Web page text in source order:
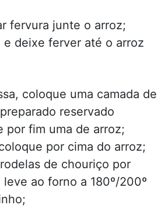
fervura junte o arroz;
e deixe ferver até o arroz
coloque uma camada de
reservado
por fim uma de arroz;
por cima do arroz;
de chouriço por
ao forno a 180º/200º